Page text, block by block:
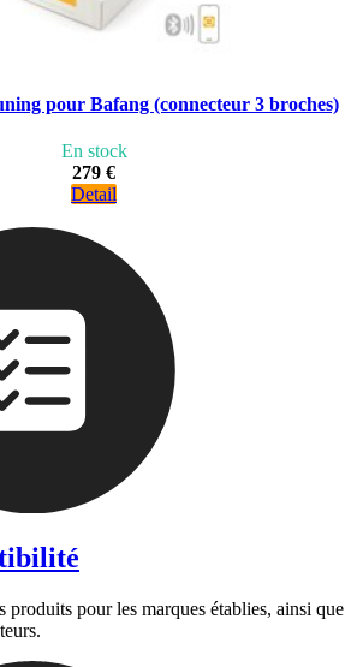
pour Bafang (connecteur 3 broches)
En stock
279 €
Detail
produits pour les marques établies, ainsi que